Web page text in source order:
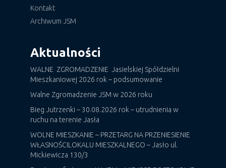
Kontakt
Archiwum JSM
Aktualności
WALNE ZGROMADZENIE Jasielskiej Spółdzielni
Mieszkaniowej 2026 rok – podsumowanie
Walne Zgromadzenie JSM w 2026 roku
Bieg Jutrzenki – 30.08.2026 rok – utrudnienia w
ruchu na terenie Jasła
WOLNE MIESZKANIE – PRZETARG NA PRZENIESIENIE
WŁASNOŚCILOKALU MIESZKALNEGO – Jasło ul.
Mickiewicza 130/3